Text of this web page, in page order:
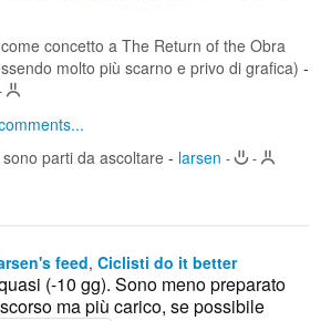
concetto a The Return of the Obra
molto più scarno e privo di grafica) -
sono parti da ascoltare - larsen - -
feed, Ciclisti do it better
(-10 gg). Sono meno preparato
ma più carico, se possibile